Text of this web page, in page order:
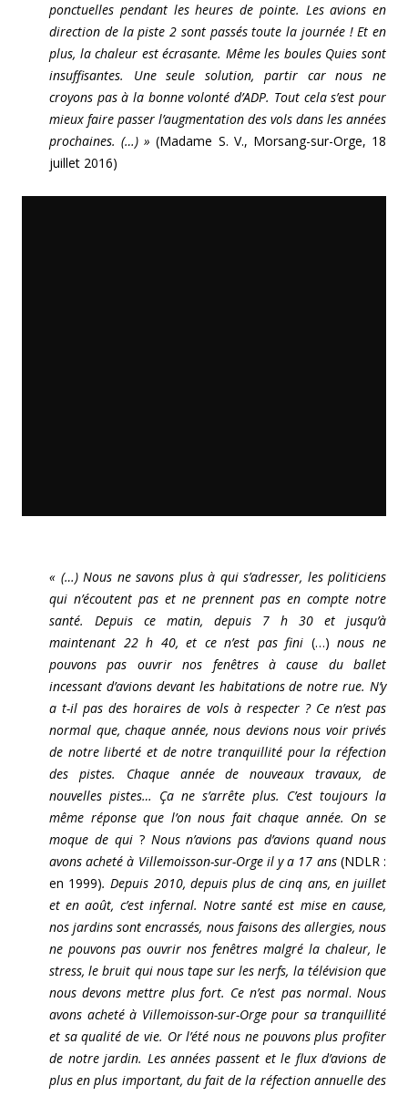
ponctuelles pendant les heures de pointe. Les avions en
direction de la piste 2 sont passés toute la journée ! Et en
plus, la chaleur est écrasante. Même les boules Quies sont
insuffisantes. Une seule solution, partir car nous ne
croyons pas à la bonne volonté d’ADP. Tout cela s’est pour
mieux faire passer l’augmentation des vols dans les années
prochaines. (…) »(Madame S. V., Morsang-sur-Orge, 18
juillet 2016)
« (…) Nous ne savons plus à qui s’adresser, les politiciens
qui n’écoutent pas et ne prennent pas en compte notre
santé. Depuis ce matin, depuis 7 h 30 et jusqu’à
maintenant 22 h 40, et ce n’est pas fini (…) nous ne
pouvons pas ouvrir nos fenêtres à cause du ballet
incessant d’avions devant les habitations de notre rue. N’y
a t-il pas des horaires de vols à respecter ? Ce n’est pas
normal que, chaque année, nous devions nous voir privés
de notre liberté et de notre tranquillité pour la réfection
des pistes. Chaque année de nouveaux travaux, de
nouvelles pistes… Ça ne s’arrête plus. C’est toujours la
même réponse que l’on nous fait chaque année. On se
moque de qui ? Nous n’avions pas d’avions quand nous
avons acheté à Villemoisson-sur-Orge il y a 17 ans (NDLR :
en 1999). Depuis 2010, depuis plus de cinq ans, en juillet
et en août, c’est infernal. Notre santé est mise en cause,
nos jardins sont encrassés, nous faisons des allergies, nous
ne pouvons pas ouvrir nos fenêtres malgré la chaleur, le
stress, le bruit qui nous tape sur les nerfs, la télévision que
nous devons mettre plus fort. Ce n’est pas normal.Nous
avons acheté à Villemoisson-sur-Orge pour sa tranquillité
et sa qualité de vie. Or l’été nous ne pouvons plus profiter
de notre jardin. Les années passent et le flux d’avions de
plus en plus important, du fait de la réfection annuelle des